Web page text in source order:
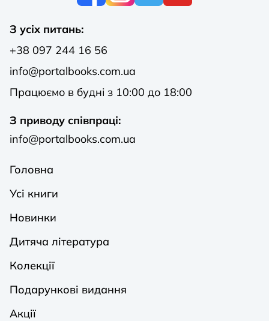
З усіх питань:
+38 097 244 16 56
info@portalbooks.com.ua
Працюємо в будні з 10:00 до 18:00
З приводу співпраці:
info@portalbooks.com.ua
Головна
Усі книги
Новинки
Дитяча література
Колекції
Подарункові видання
Акції